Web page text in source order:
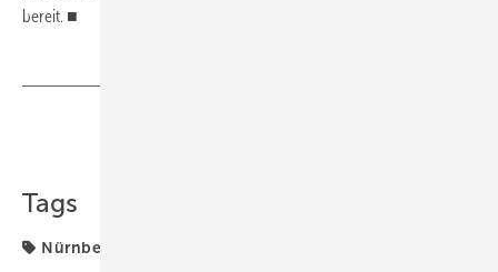
bereit. ■
Tags
Nürnberg